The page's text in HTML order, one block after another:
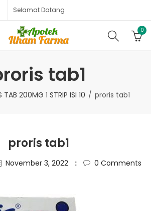
Selamat Datang
0
tab1
TAB 200MG 1 STRIP ISI 10 proris tab1
proris tab1
November 3, 2022 0 Comments